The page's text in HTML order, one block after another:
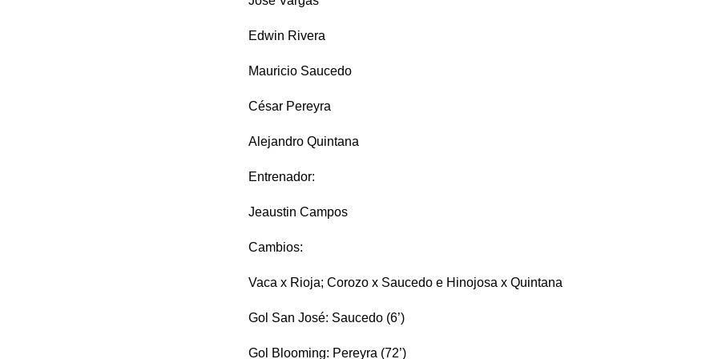
Edwin Rivera
Mauricio Saucedo
César Pereyra
Alejandro Quintana
Entrenador:
Jeaustin Campos
Cambios:
Vaca x Rioja; Corozo x Saucedo e Hinojosa x Quintana
Gol San José: Saucedo (6’)
Gol Blooming: Pereyra (72’)